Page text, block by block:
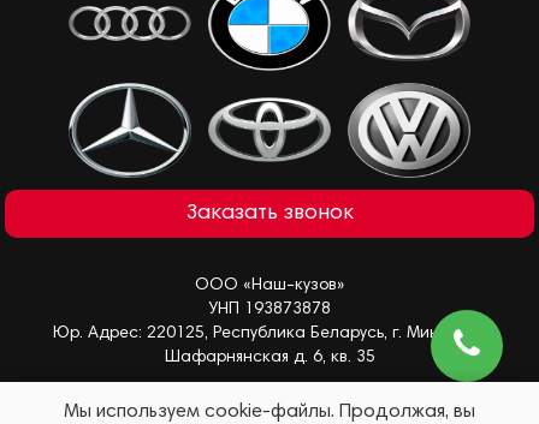
Заказать звонок
ООО «Наш-кузов»
УНП 193873878
Юр. Адрес: 220125, Республика Беларусь, г. Минск, ул.
Шафарнянская д. 6, кв. 35
Мы используем cookie-файлы. Продолжая, вы